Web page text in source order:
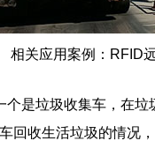
相关应用案例：RFID
个是垃圾收集车，在
回收生活垃圾的情况